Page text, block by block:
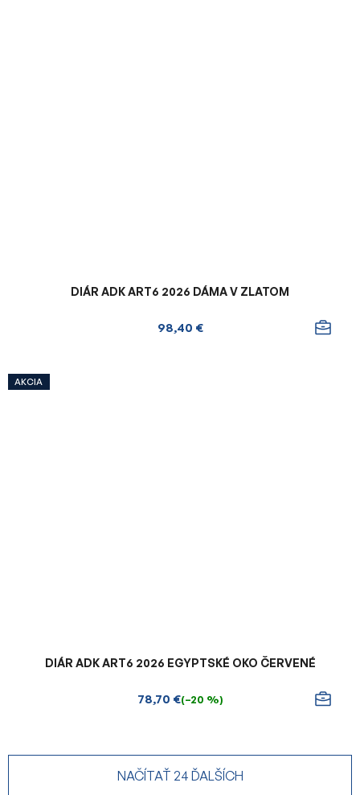
DIÁR ADK ART6 2026 DÁMA V ZLATOM
98,40 €
AKCIA
DIÁR ADK ART6 2026 EGYPTSKÉ OKO ČERVENÉ
78,70 €(–20 %)
NAČÍTAŤ 24 ĎALŠÍCH